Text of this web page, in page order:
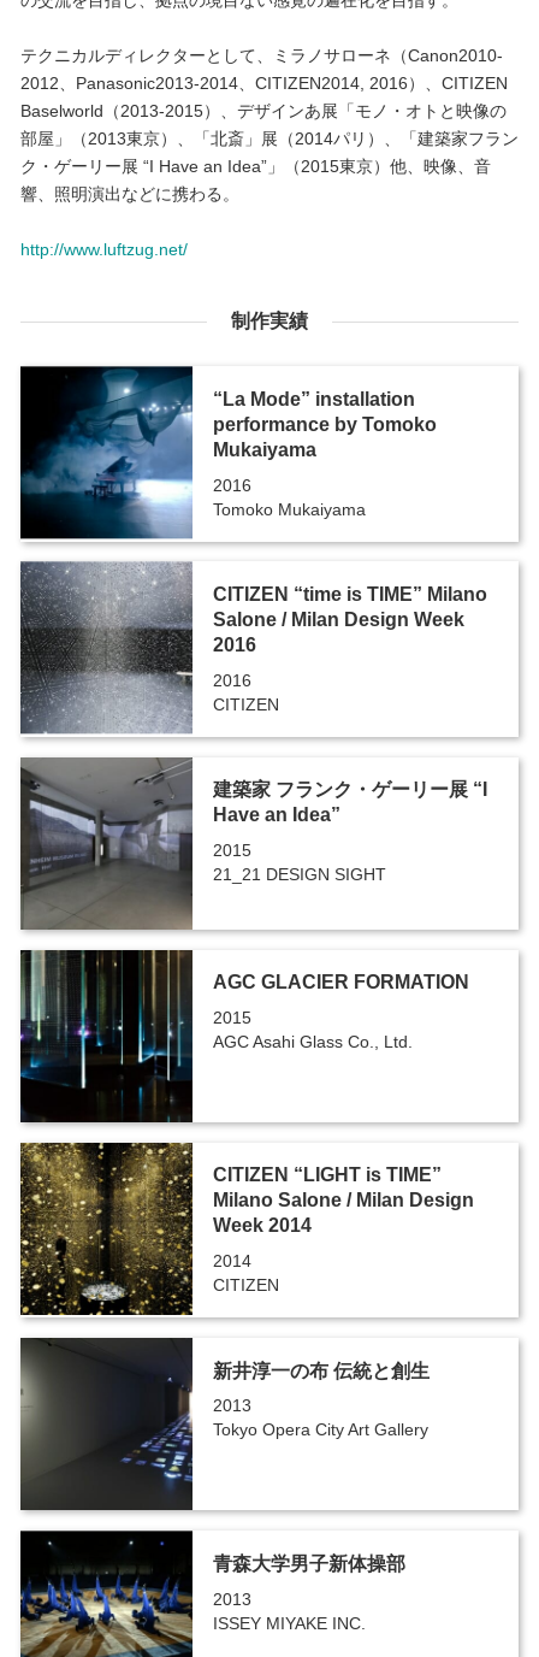
テクニカルディレクターとして、ミラノサローネ（Canon2010-
2012、Panasonic2013-2014、CITIZEN2014, 2016）、CITIZEN
Baselworld（2013-2015）、デザインあ展「モノ・オトと映像の
部屋」（2013東京）、「北斎」展（2014パリ）、「建築家フラン
ク・ゲーリー展 “I Have an Idea”」（2015東京）他、映像、音
響、照明演出などに携わる。
http://www.luftzug.net/
制作実績
“La Mode” installation
performance by Tomoko
Mukaiyama
2016
Tomoko Mukaiyama
CITIZEN “time is TIME” Milano
Salone / Milan Design Week
2016
2016
CITIZEN
建築家 フランク・ゲーリー展 “I
Have an Idea”
2015
21_21 DESIGN SIGHT
AGC GLACIER FORMATION
2015
AGC Asahi Glass Co., Ltd.
CITIZEN “LIGHT is TIME”
Milano Salone / Milan Design
Week 2014
2014
CITIZEN
新井淳一の布 伝統と創生
2013
Tokyo Opera City Art Gallery
青森大学男子新体操部
2013
ISSEY MIYAKE INC.